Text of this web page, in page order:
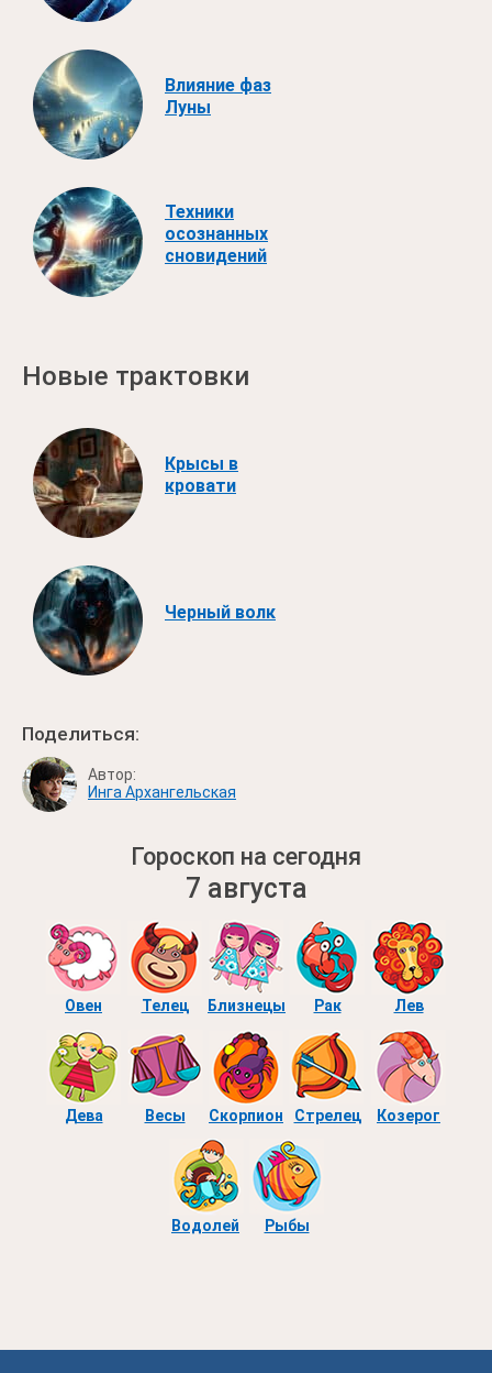
Влияние фаз
Луны
Техники
осознанных
сновидений
Новые трактовки
Крысы в
кровати
Черный волк
Поделиться:
Автор:
Инга Архангельская
Гороскоп на сегодня
7 августа
Овен Телец Близнецы Рак Лев
Дева Весы Скорпион Стрелец Козерог
Водолей Рыбы